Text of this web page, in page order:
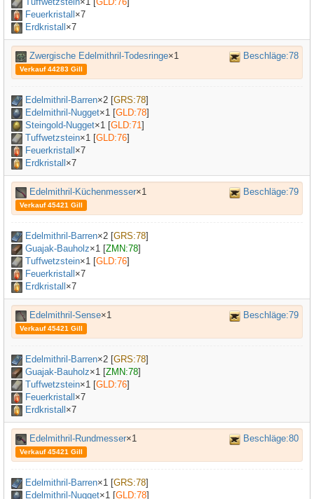
Feuerkristall ×7
Erdkristall ×7
Zwergische Edelmithril-Todesringe×1 Beschläge:78
Verkauf 44283 Gill
Edelmithril-Barren×2 [GRS:78]
Edelmithril-Nugget×1 [GLD:78]
Steingold-Nugget×1 [GLD:71]
Tuffwetzstein×1 [GLD:76]
Feuerkristall ×7
Erdkristall ×7
Edelmithril-Küchenmesser×1 Beschläge:79
Verkauf 45421 Gill
Edelmithril-Barren×2 [GRS:78]
Guajak-Bauholz×1 [ZMN:78]
Tuffwetzstein×1 [GLD:76]
Feuerkristall ×7
Erdkristall ×7
Edelmithril-Sense×1 Beschläge:79
Verkauf 45421 Gill
Edelmithril-Barren×2 [GRS:78]
Guajak-Bauholz×1 [ZMN:78]
Tuffwetzstein×1 [GLD:76]
Feuerkristall ×7
Erdkristall ×7
Edelmithril-Rundmesser×1 Beschläge:80
Verkauf 45421 Gill
Edelmithril-Barren×1 [GRS:78]
Edelmithril-Nugget×1 [GLD:78]